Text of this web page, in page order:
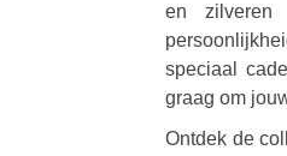
en
speciaal
graag om
Ontdek de